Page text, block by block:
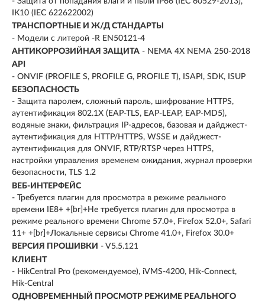
IK10 (IEC 622622002)
ТРАНСПОРТНЫЕ И Ж/Д СТАНДАРТЫ
- Модели с литерой -R EN50121-4
АНТИКОРРОЗИЙНАЯ ЗАЩИТА - NEMA 4X NEMA 250-2018
API
- ONVIF (PROFILE S, PROFILE G, PROFILE T), ISAPI, SDK, ISUP
БЕЗОПАСНОСТЬ
- Защита паролем, сложный пароль, шифрование HTTPS,
аутентификация 802.1X (EAP-TLS, EAP-LEAP, EAP-MD5),
водяные знаки, фильтрация IP-адресов, базовая и дайджест-
аутентификация для HTTP/HTTPS, WSSE и дайджест-
аутентификация для ONVIF, RTP/RTSP через HTTPS,
настройки управления временем ожидания, журнал проверки
безопасности, TLS 1.2
ВЕБ-ИНТЕРФЕЙС
- Требуется плагин для просмотра в режиме реального
времени IE8+ +[br]+Не требуется плагин для просмотра в
режиме реального времени Chrome 57.0+, Firefox 52.0+, Safari
11+ +[br]+Локальные сервисы Chrome 41.0+, Firefox 30.0+
ВЕРСИЯ ПРОШИВКИ - V5.5.121
КЛИЕНТ
- HikCentral Pro (рекомендуемое), iVMS-4200, Hik-Connect,
Hik-Central
ОДНОВРЕМЕННЫЙ ПРОСМОТР РЕЖИМЕ РЕАЛЬНОГО